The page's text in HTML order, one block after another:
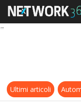
Ultimi articoli